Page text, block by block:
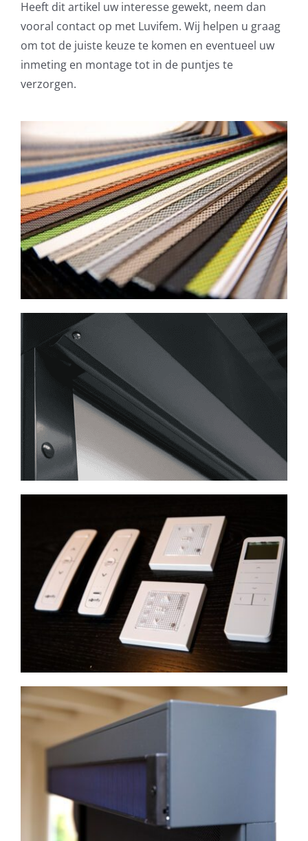
Heeft dit artikel uw interesse gewekt, neem dan
vooral contact op met Luvifem. Wij helpen u graag
om tot de juiste keuze te komen en eventueel uw
inmeting en montage tot in de puntjes te
verzorgen.